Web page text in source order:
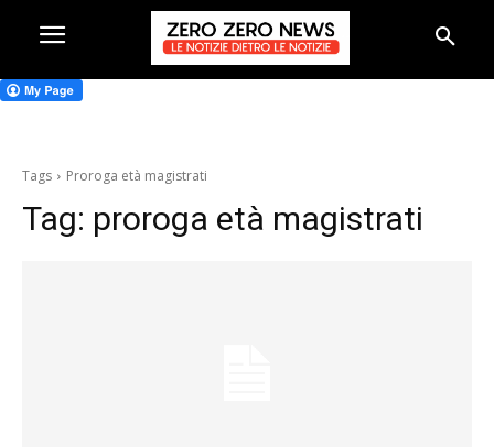
Tags Proroga età magistrati
Tag: proroga età magistrati